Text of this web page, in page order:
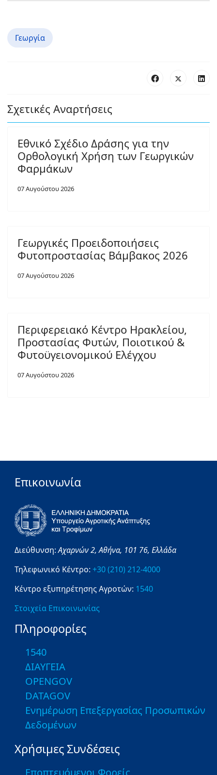
Γεωργία
Σχετικές Αναρτήσεις
Εθνικό Σχέδιο Δράσης για την
Ορθολογική Χρήση των Γεωργικών
Φαρμάκων
07 Αυγούστου 2026
Γεωργικές Προειδοποιήσεις
Φυτοπροστασίας Βάμβακος 2026
07 Αυγούστου 2026
Περιφερειακό Κέντρο Ηρακλείου,
Προστασίας Φυτών, Ποιοτικού &
Φυτοϋγειονομικού Ελέγχου
07 Αυγούστου 2026
Επικοινωνία
Διεύθυνση:Αχαρνών 2,Αθήνα, 101 76, Ελλάδα
Τηλεφωνικό Κέντρο: +30 (210) 212-4000
Κέντρο εξυπηρέτησης Αγροτών: 1540
Στοιχεία Επικοινωνίας
Πληροφορίες
1540
ΔΙΑΥΓΕΙΑ
OPENGOV
DATAGOV
Ενημέρωση Επεξεργασίας Προσωπικών
Δεδομένων
Χρήσιμες Συνδέσεις
Εποπτευόμενοι Φορείς